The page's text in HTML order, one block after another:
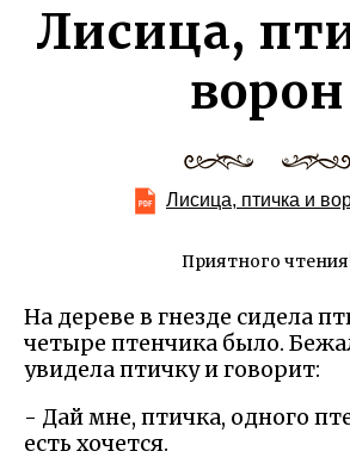
Лисица,
ворон
Лисица, птичка и
Приятного
На дереве в гнезде сидела
четыре птенчика было.
увидела птичку и говорит:
- Дай мне, птичка, одного
есть хочется.